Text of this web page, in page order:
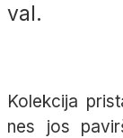
val.
Kolekcija
nes jos